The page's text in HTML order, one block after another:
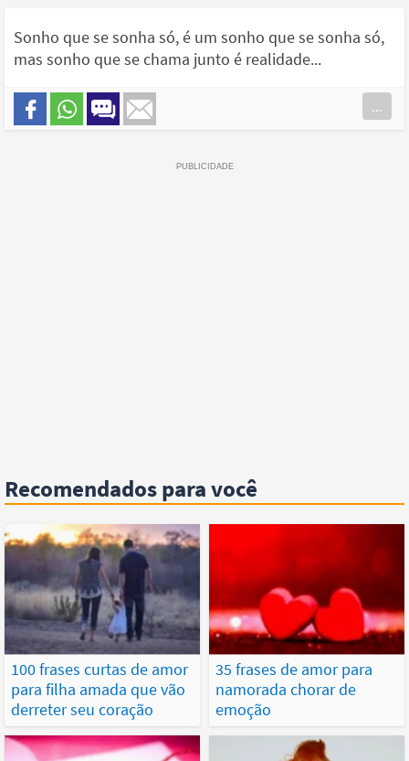
Sonho que se sonha só, é um sonho que se sonha só,
mas sonho que se chama junto é realidade...
...
Recomendados para você
100 frases curtas de amor
para filha amada que vão
derreter seu coração
35 frases de amor para
namorada chorar de
emoção